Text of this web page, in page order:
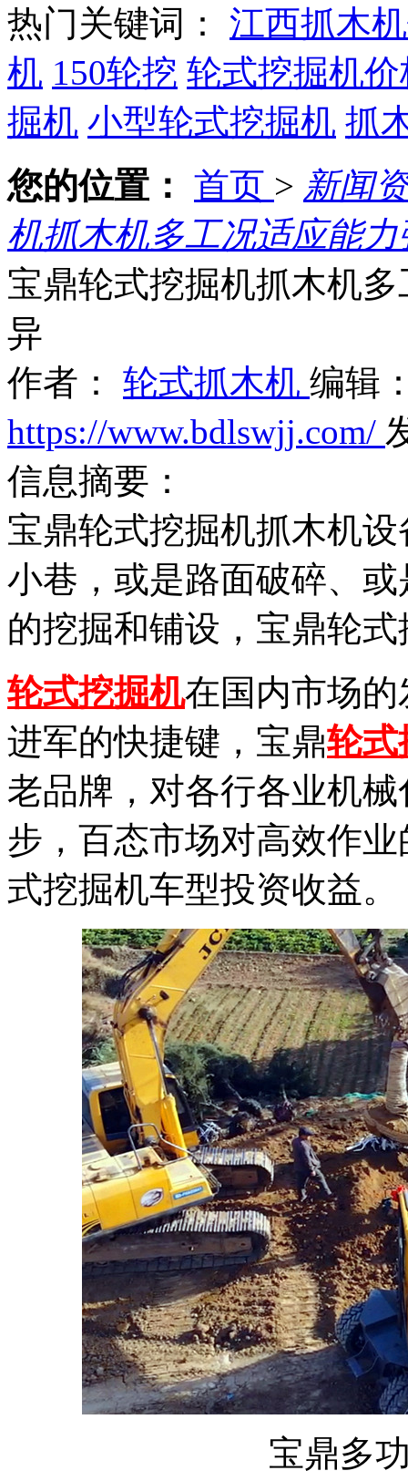
热门关键词： 江西抓木
机 150轮挖 轮式挖掘机
掘机 小型轮式挖掘机 抓
您的位置： 首页 > 新闻
机抓木机多工况适应能
宝鼎轮式挖掘机抓木机
异
作者： 轮式抓木机 编辑
https://www.bdlswjj.com/
信息摘要：
宝鼎轮式挖掘机抓木机
小巷，或是路面破碎、
的挖掘和铺设，宝鼎轮
轮式挖掘机在国内市场
进军的快捷键，宝鼎轮式
老品牌，对各行各业机
步，百态市场对高效作
式挖掘机车型投资收益。
宝鼎多